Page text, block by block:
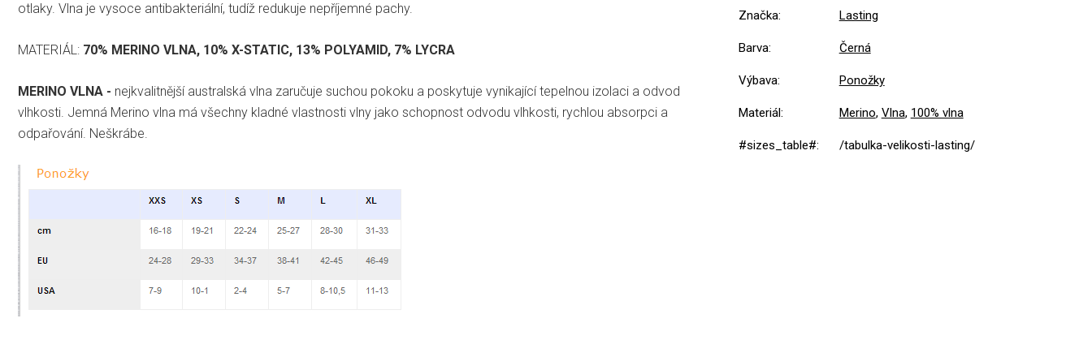
otlaky. Vlna je vysoce antibakteriální, tudíž redukuje nepříjemné pachy.
MATERIÁL: 70% MERINO VLNA, 10% X-STATIC, 13% POLYAMID, 7% LYCRA
MERINO VLNA - nejkvalitnější australská vlna zaručuje suchou pokoku a poskytuje vynikající tepelnou izolaci a odvod
vlhkosti. Jemná Merino vlna má všechny kladné vlastnosti vlny jako schopnost odvodu vlhkosti, rychlou absorpci a
odpařování. Neškrábe.
Značka: Lasting
Barva: Černá
Výbava: Ponožky
Materiál: Merino, Vlna, 100% vlna
#sizes_table#: /tabulka-velikosti-lasting/